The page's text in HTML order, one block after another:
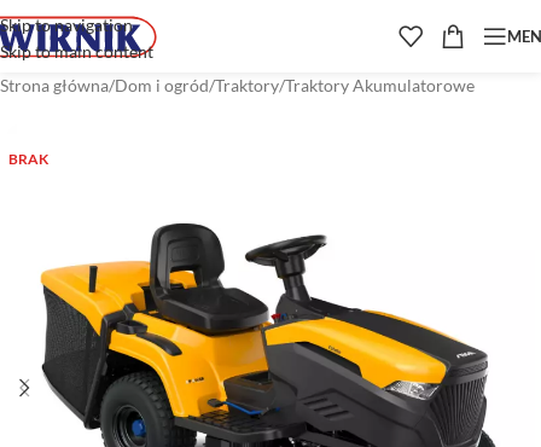
Skip to navigation
Skip to main content
Strona główna/Dom i ogród/Traktory/Traktory Akumulatorowe
BRAK